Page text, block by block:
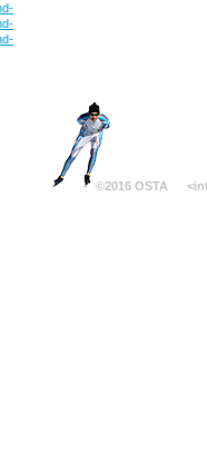
©2016 OSTA